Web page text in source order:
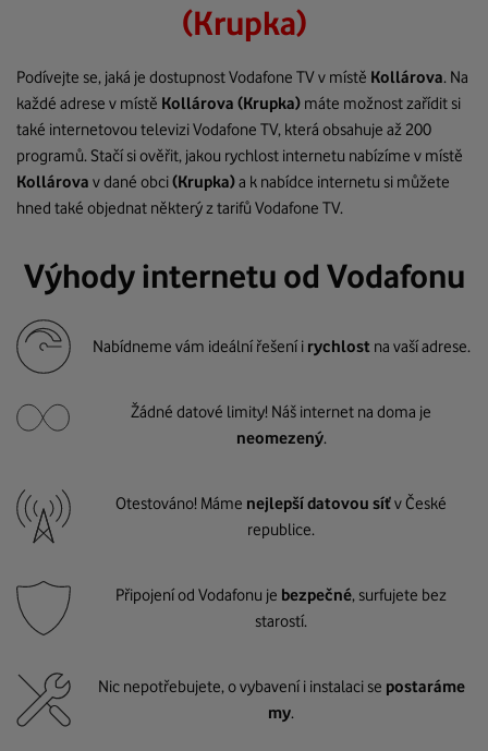
(Krupka)
Podívejte se, jaká je dostupnost Vodafone TV v místě Kollárova. Na
každé adrese v místě Kollárova (Krupka) máte možnost zařídit si
také internetovou televizi Vodafone TV, která obsahuje až 200
programů. Stačí si ověřit, jakou rychlost internetu nabízíme v místě
Kollárova v dané obci(Krupka)a k nabídce internetu si můžete
hned také objednat některý z tarifů Vodafone TV.
Výhody internetu od Vodafonu
Nabídneme vám ideální řešení i rychlost na vaší adrese.
Žádné datové limity! Náš internet na doma je
neomezený.
Otestováno! Máme nejlepší datovou síťv České
republice.
Připojení od Vodafonu je bezpečné, surfujete bez
starostí.
Nic nepotřebujete, o vybavení i instalaci se postaráme
my.